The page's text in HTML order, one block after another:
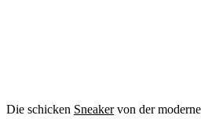
Die schicken Sneakervon der